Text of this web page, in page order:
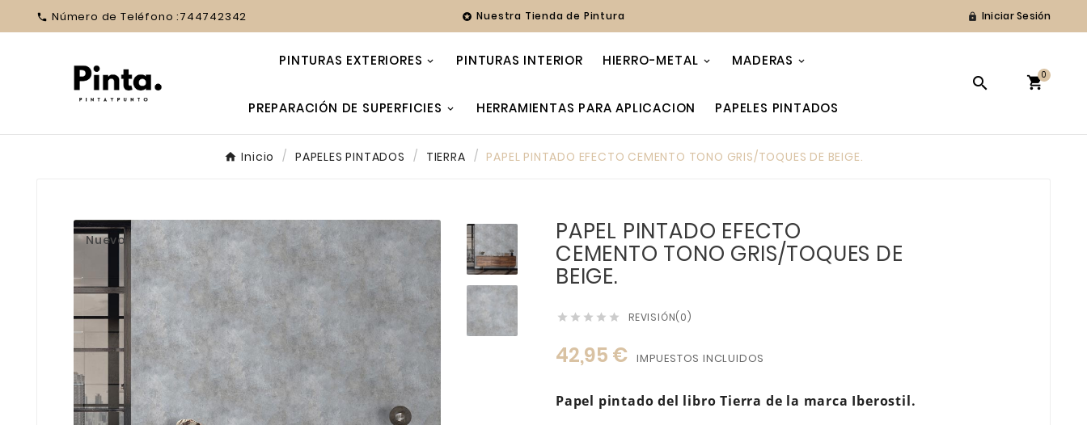
 Número de Teléfono :744742342  Nuestra Tienda de Pintura  Iniciar Sesión
PINTURAS EXTERIORES PINTURAS INTERIOR HIERRO-METAL MADERAS
PREPARACIÓN DE SUPERFICIES HERRAMIENTAS PARA APLICACION PAPELES PINTADOS
 0
Inicio PAPELES PINTADOS TIERRA PAPEL PINTADO EFECTO CEMENTO TONO GRIS/TOQUES DE BEIGE.
Nuevo PAPEL PINTADO EFECTO
CEMENTO TONO GRIS/TOQUES DE
BEIGE.
     REVISIÓN(0)
42,95 € IMPUESTOS INCLUIDOS
Papel pintado del libro Tierra de la marca Iberostil.